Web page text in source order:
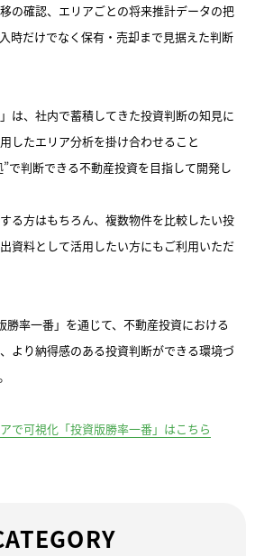
の確認、エリアごとの将来推計データの把
時だけでなく保有・売却まで見据えた判断
は、社内で蓄積してきた投資判断の知見に
したエリア分析を掛け合わせること
”で判断できる不動産投資を目指して開発し
る方はもちろん、複数物件を比較したい投
資料として活用したい方にもご利用いただ
勝率一番」を通じて、不動産投資における
より納得感のある投資判断ができる環境づ
で可視化「投資版勝率一番」はこちら